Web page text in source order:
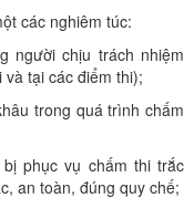
các nghiêm túc:
người chịu trách nhiệm
tại các điểm thi);
trong quá trình chấm
phục vụ chấm thi trắc
an toàn, đúng quy chế;